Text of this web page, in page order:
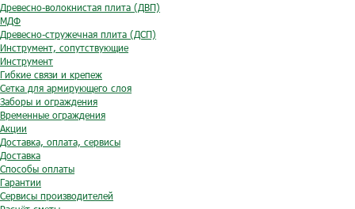
Древесно-волокнистая плита (ДВП)
МДФ
Древесно-стружечная плита (ДСП)
Инструмент, сопутствующие
Инструмент
Гибкие связи и крепеж
Сетка для армирующего слоя
Заборы и ограждения
Временные ограждения
Акции
Доставка, оплата, сервисы
Доставка
Способы оплаты
Гарантии
Сервисы производителей